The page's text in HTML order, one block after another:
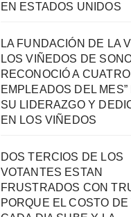
EN ESTADOS UNIDOS
LA FUNDACIÓN DE LA
LOS VIÑEDOS DE
RECONOCIÓ A CUATRO
EMPLEADOS DEL MES”
SU LIDERAZGO Y
EN LOS VIÑEDOS
DOS TERCIOS DE LOS
VOTANTES ESTAN
FRUSTRADOS CON
PORQUE EL COSTO DE